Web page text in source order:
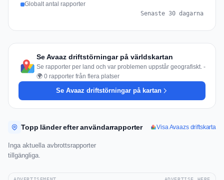
Globalt antal rapporter
Senaste 30 dagarna
Se Avaaz driftstörningar på världskartan
Se rapporter per land och var problemen uppstår geografiskt. -
🌍 0 rapporter från flera platser
Se Avaaz driftstörningar på kartan
Topp länder efter användarrapporter Visa Avaazs driftskarta
Inga aktuella avbrottsrapporter
tillgängliga.